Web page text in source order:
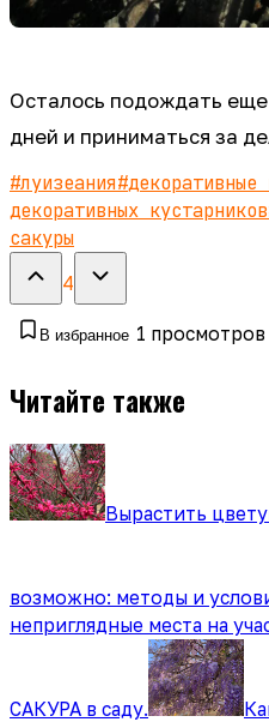
Осталось подождать еще
дней и приниматься за
#луизеания#декоративные
декоративных кустарников
сакуры
4
В избранное 1 просмотров
Читайте также
Вырастить
возможно: методы и
неприглядные места на
САКУРА в саду.